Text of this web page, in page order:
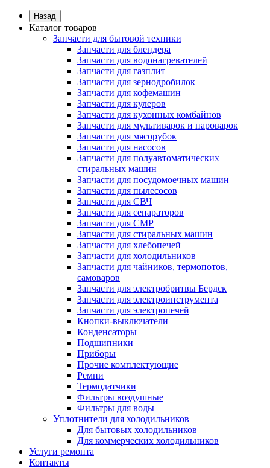
Назад
Каталог товаров
Запчасти для бытовой техники
Запчасти для блендера
Запчасти для водонагревателей
Запчасти для газплит
Запчасти для зернодробилок
Запчасти для кофемашин
Запчасти для кулеров
Запчасти для кухонных комбайнов
Запчасти для мультиварок и пароварок
Запчасти для мясорубок
Запчасти для насосов
Запчасти для полуавтоматических
стиральных машин
Запчасти для посудомоечных машин
Запчасти для пылесосов
Запчасти для СВЧ
Запчасти для сепараторов
Запчасти для СМР
Запчасти для стиральных машин
Запчасти для хлебопечей
Запчасти для холодильников
Запчасти для чайников, термопотов,
самоваров
Запчасти для электробритвы Бердск
Запчасти для электроинструмента
Запчасти для электропечей
Кнопки-выключатели
Конденсаторы
Подшипники
Приборы
Прочие комплектующие
Ремни
Термодатчики
Фильтры воздушные
Фильтры для воды
Уплотнители для холодильников
Для бытовых холодильников
Для коммерческих холодильников
Услуги ремонта
Контакты